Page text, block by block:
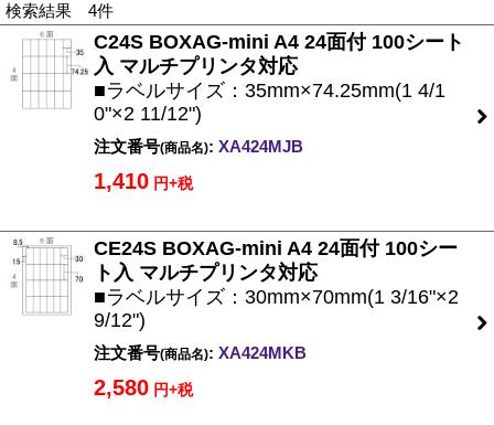
検索結果 4件
C24S BOXAG-mini A4 24面付 100シート
入 マルチプリンタ対応
■ラベルサイズ：35mm×74.25mm(1 4/1
0"×2 11/12")
注文番号(商品名): XA424MJB
1,410 円+税
CE24S BOXAG-mini A4 24面付 100シー
ト入 マルチプリンタ対応
■ラベルサイズ：30mm×70mm(1 3/16"×2
9/12")
注文番号(商品名): XA424MKB
2,580 円+税